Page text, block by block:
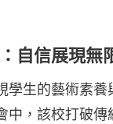
自信展現無
學生的藝術素養
中，該校打破傳